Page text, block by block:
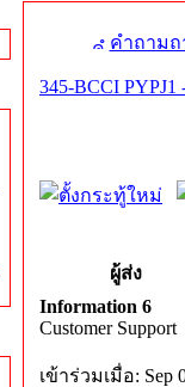
คำถาม
345-BCCI PYPJ1
ผู้ส่ง
Information 6
Customer Support
เข้าร่วมเมื่อ: Sep